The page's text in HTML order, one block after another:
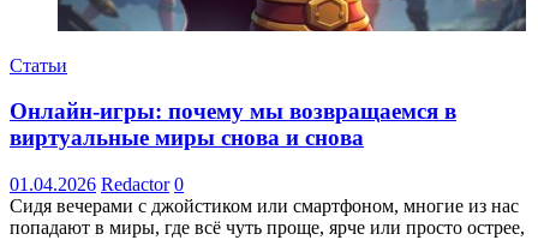
Статьи
Онлайн-игры: почему мы возвращаемся в
виртуальные миры снова и снова
01.04.2026 Redactor 0
Сидя вечерами с джойстиком или смартфоном, многие из нас
попадают в миры, где всё чуть проще, ярче или просто острее,